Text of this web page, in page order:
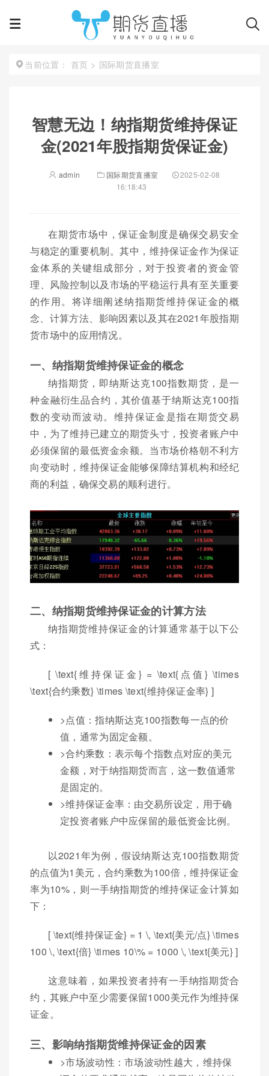
当前位置： 首页 > 国际期货直播室
智慧无边！纳指期货维持保证
金(2021年股指期货保证金)
admin 国际期货直播室
2025-02-08
16:18:43
在期货市场中，保证金制度是确保交易安全
与稳定的重要机制。其中，维持保证金作为保证
金体系的关键组成部分，对于投资者的资金管
理、风险控制以及市场的平稳运行具有至关重要
的作用。将详细阐述纳指期货维持保证金的概
念、计算方法、影响因素以及其在2021年股指期
货市场中的应用情况。
一、纳指期货维持保证金的概念
纳指期货，即纳斯达克100指数期货，是一
种金融衍生品合约，其价值基于纳斯达克100指
数的变动而波动。维持保证金是指在期货交易
中，为了维持已建立的期货头寸，投资者账户中
必须保留的最低资金余额。当市场价格朝不利方
向变动时，维持保证金能够保障结算机构和经纪
商的利益，确保交易的顺利进行。
二、纳指期货维持保证金的计算方法
纳指期货维持保证金的计算通常基于以下公
式：
[ \text{维持保证金} = \text{点值} \times
\text{合约乘数} \times \text{维持保证金率} ]
>点值：指纳斯达克100指数每一点的价
值，通常为固定金额。
>合约乘数：表示每个指数点对应的美元
金额，对于纳指期货而言，这一数值通常
是固定的。
>维持保证金率：由交易所设定，用于确
定投资者账户中应保留的最低资金比例。
以2021年为例，假设纳斯达克100指数期货
的点值为1美元，合约乘数为100倍，维持保证金
率为10%，则一手纳指期货的维持保证金计算如
下：
[ \text{维持保证金} = 1 \, \text{美元/点} \times
100 \, \text{倍} \times 10\% = 1000 \, \text{美元} ]
这意味着，如果投资者持有一手纳指期货合
约，其账户中至少需要保留1000美元作为维持保
证金。
三、影响纳指期货维持保证金的因素
>市场波动性：市场波动性越大，维持保